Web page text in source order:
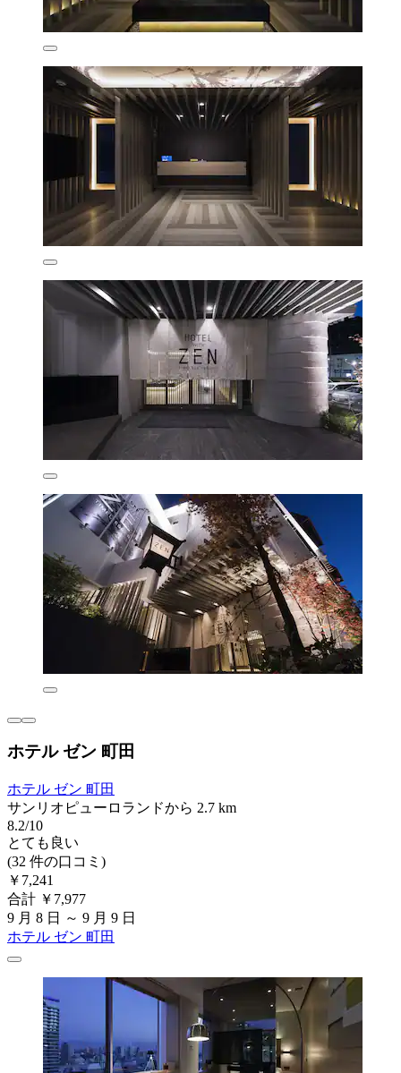
ホテル ゼン 町田
ホテル ゼン 町田
サンリオピューロランドから 2.7 km
8.2/10
とても良い
(32 件の口コミ)
￥7,241
合計 ￥7,977
9 月 8 日 ～ 9 月 9 日
ホテル ゼン 町田